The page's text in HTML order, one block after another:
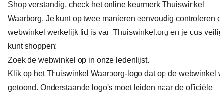
Shop verstandig, check het online keurmerk Thuiswinkel
Waarborg. Je kunt op twee manieren eenvoudig controleren
webwinkel werkelijk lid is van Thuiswinkel.org en je dus
kunt shoppen:
Zoek de webwinkel op in onze ledenlijst.
Klik op het Thuiswinkel Waarborg-logo dat op de webwinkel
getoond. Onderstaande logo's moet leiden naar de officiële